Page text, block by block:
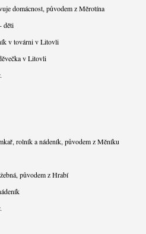
domácnost, původem z Měrotína
děti
v továrni v Litovli
v Litovli
rolník a nádeník, původem z Měníku
původem z Hrabí